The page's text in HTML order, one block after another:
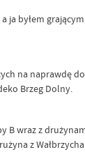
ja byłem
na naprawdę
Brzeg Dolny.
wraz z
z